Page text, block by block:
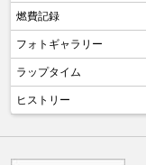
燃費記録
フォトギャラリー
ラップタイム
ヒストリー